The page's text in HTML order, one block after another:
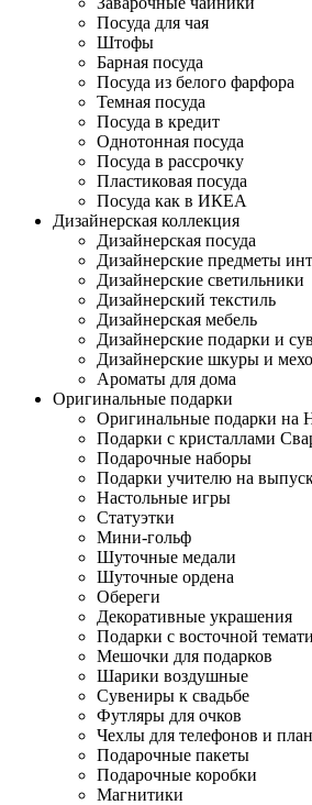
Посуда для чая
Штофы
Барная посуда
Посуда из белого фарфора
Темная посуда
Посуда в кредит
Однотонная посуда
Посуда в рассрочку
Пластиковая посуда
Посуда как в ИКЕА
Дизайнерская коллекция
Дизайнерская посуда
Дизайнерские предметы
Дизайнерские светильники
Дизайнерский текстиль
Дизайнерская мебель
Дизайнерские подарки и
Дизайнерские шкуры и
Ароматы для дома
Оригинальные подарки
Оригинальные подарки на
Подарки с кристаллами
Подарочные наборы
Подарки учителю на
Настольные игры
Статуэтки
Мини-гольф
Шуточные медали
Шуточные ордена
Обереги
Декоративные украшения
Подарки с восточной
Мешочки для подарков
Шарики воздушные
Сувениры к свадьбе
Футляры для очков
Чехлы для телефонов и
Подарочные пакеты
Подарочные коробки
Магнитики